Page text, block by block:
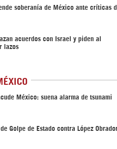
soberanía de México ante críticas
acuerdos con Israel y piden al
lazos
México: suena alarma de tsunami
Golpe de Estado contra López